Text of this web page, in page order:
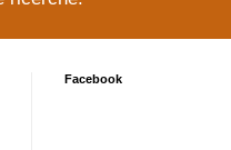
Facebook